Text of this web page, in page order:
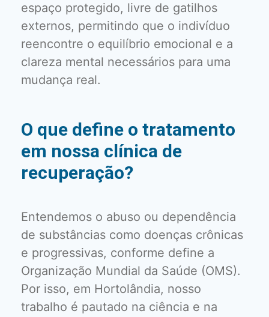
espaço protegido, livre de gatilhos
externos, permitindo que o indivíduo
reencontre o equilíbrio emocional e a
clareza mental necessários para uma
mudança real.
O que define o tratamento
em nossa clínica de
recuperação?
Entendemos o abuso ou dependência
de substâncias como doenças crônicas
e progressivas, conforme define a
Organização Mundial da Saúde (OMS).
Por isso, em Hortolândia, nosso
trabalho é pautado na ciência e na